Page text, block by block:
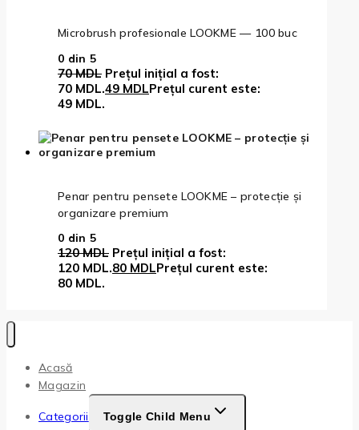
Microbrush profesionale LOOKME — 100 buc
0 din 5
70MDL Prețul inițial a fost:
70 MDL.49 MDLPrețul curent este:
49 MDL.
Penar pentru pensete LOOKME – protecție și
organizare premium
0 din 5
120MDL Prețul inițial a fost:
120 MDL.80 MDLPrețul curent este:
80 MDL.
Acasă
Magazin
Categorii Toggle Child Menu